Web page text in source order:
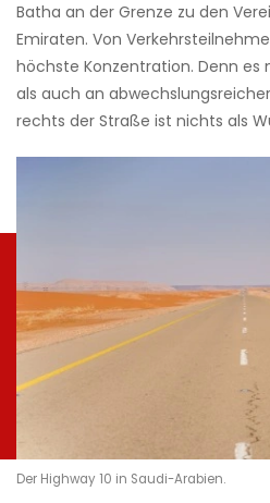
Batha an der Grenze zu den
Emiraten. Von
höchste Konzentration. Denn es
als auch an
rechts der Straße ist nichts als
Der Highway 10 in Saudi-Arabien.